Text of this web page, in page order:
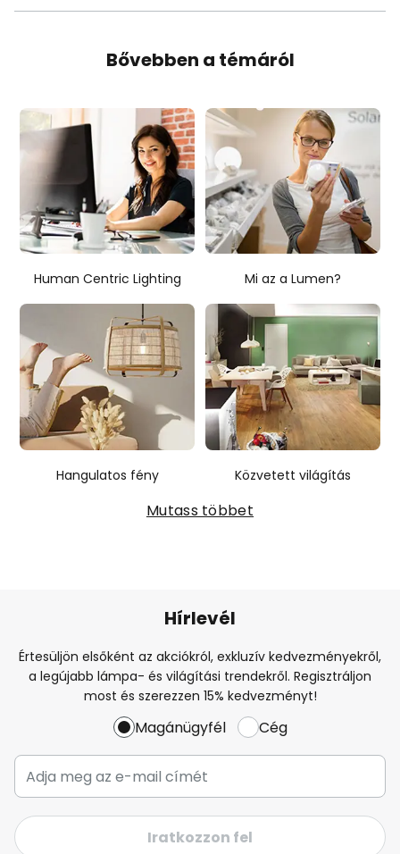
Bővebben a témáról
Human Centric Lighting Mi az a Lumen?
Hangulatos fény Közvetett világítás
Mutass többet
Hírlevél
Értesüljön elsőként az akciókról, exkluzív kedvezményekről,
a legújabb lámpa- és világítási trendekről. Regisztráljon
most és szerezzen 15% kedvezményt!
Magánügyfél Cég
Iratkozzon fel